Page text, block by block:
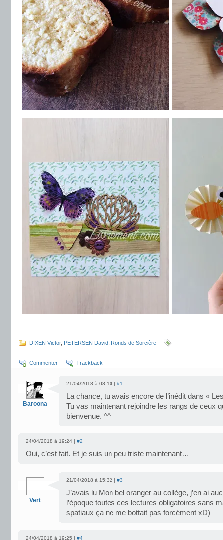
DIXEN Victor, PETERSEN David Ronds de Sorcière
Commenter Trackback
Baroona
21/04/2018 à 08:10 | #1
La chance, tu avais encore de l’inédit dans «
Tu vas maintenant rejoindre les rangs de ceux
bienvenue. ^^
24/04/2018 à 19:24 | #2
Oui, c’est fait. Et je suis un peu triste maintenant…
Vert
21/04/2018 à 15:32 | #3
J’avais lu Mon bel oranger au collège, j’en ai
l’époque toutes ces lectures obligatoires sans
spatiaux ça ne me bottait pas forcément xD)
24/04/2018 à 19:25 | #4